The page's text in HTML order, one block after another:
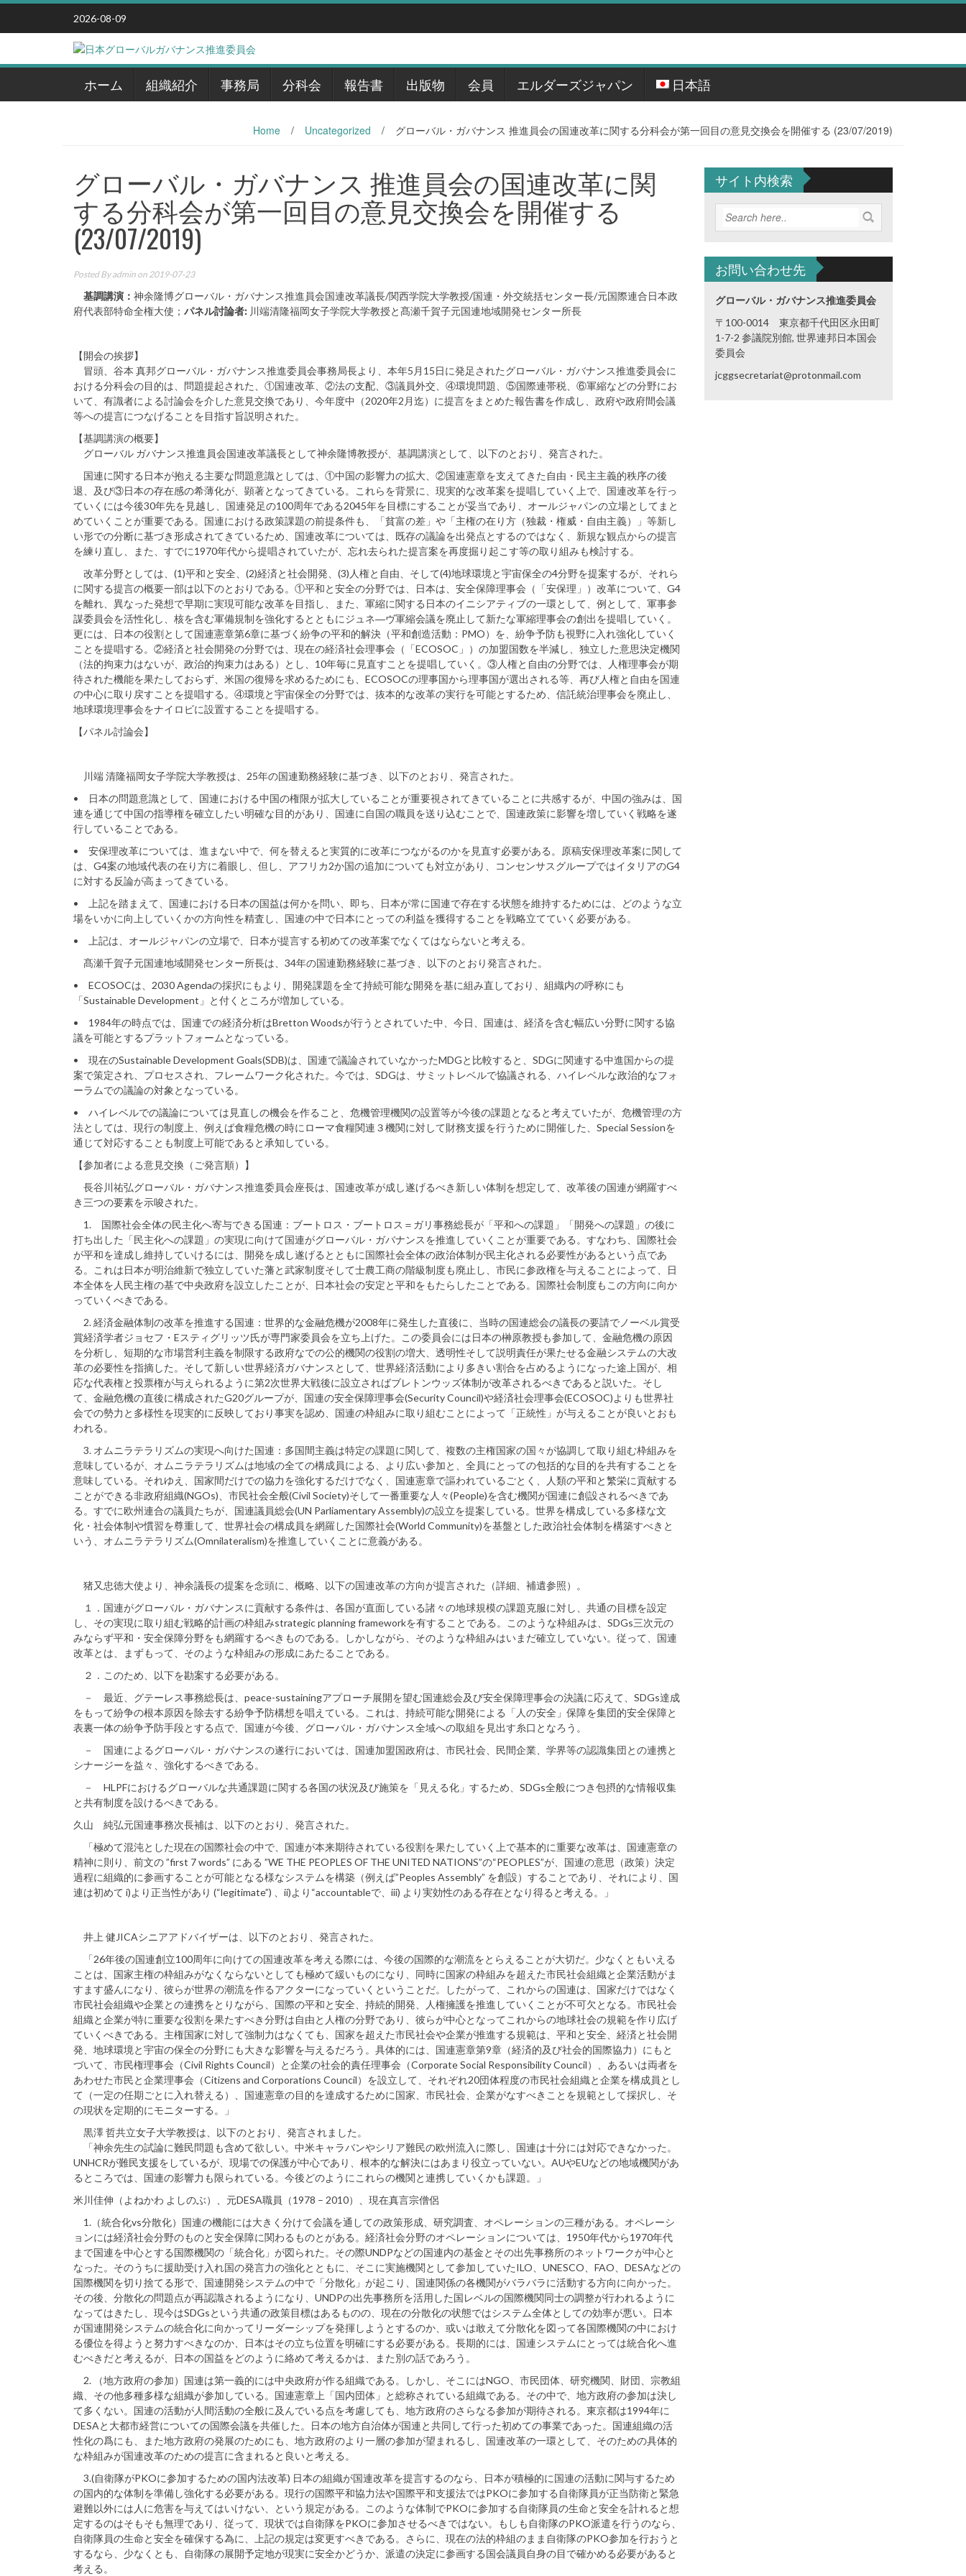
Skip
content
2026-08-09
ホーム 組織紹介 事務局 分科会 報告書 出版物 会員 エルダーズジャパン 日本語
Home / Uncategorized / グローバル・ガバナンス 推進員会の国連改革に関する分科会が第一回目の意見交換会を開催する (23/07/2019)
グローバル・ガバナンス 推進員会の国連改革に関
する分科会が第一回目の意見交換会を開催する
(23/07/2019)
Posted Byadmin on 2019-07-23
基調講演： 神余隆博グローバル・ガバナンス推進員会国連改革議長/関西学院大学教授/国連・外交統括センター長/元国際連合日本政
府代表部特命全権大使； パネル討論者: 川端清隆福岡女子学院大学教授と髙瀬千賀子元国連地域開発センター所長
【開会の挨拶】
冒頭、谷本 真邦グローバル・ガバナンス推進委員会事務局長より、本年5月15日に発足されたグローバル・ガバナンス推進委員会に
おける分科会の目的は、問題提起された、①国連改革、②法の支配、③議員外交、④環境問題、⑤国際連帯税、⑥軍縮などの分野にお
いて、有識者による討論会を介した意見交換であり、今年度中（2020年2月迄）に提言をまとめた報告書を作成し、政府や政府間会議
等への提言につなげることを目指す旨説明された。
【基調講演の概要】
グローバル ガバナンス推進員会国連改革議長として神余隆博教授が、基調講演として、以下のとおり、発言された。
国連に関する日本が抱える主要な問題意識としては、①中国の影響力の拡大、②国連憲章を支えてきた自由・民主主義的秩序の後
退、及び③日本の存在感の希薄化が、顕著となってきている。これらを背景に、現実的な改革案を提唱していく上で、国連改革を行っ
ていくには今後30年先を見越し、国連発足の100周年である2045年を目標にすることが妥当であり、オールジャパンの立場としてまと
めていくことが重要である。国連における政策課題の前提条件も、「貧富の差」や「主権の在り方（独裁・権威・自由主義）」等新し
い形での分断に基づき形成されてきているため、国連改革については、既存の議論を出発点とするのではなく、新規な観点からの提言
を練り直し、また、すでに1970年代から提唱されていたが、忘れ去られた提言案を再度掘り起こす等の取り組みも検討する。
改革分野としては、(1)平和と安全、(2)経済と社会開発、(3)人権と自由、そして(4)地球環境と宇宙保全の4分野を提案するが、それら
に関する提言の概要一部は以下のとおりである。①平和と安全の分野では、日本は、安全保障理事会（「安保理」）改革について、G4
を離れ、異なった発想で早期に実現可能な改革を目指し、また、軍縮に関する日本のイニシアティブの一環として、例として、軍事参
謀委員会を活性化し、核を含む軍備規制を強化するとともにジュネ―ヴ軍縮会議を廃止して新たな軍縮理事会の創出を提唱していく。
更には、日本の役割として国連憲章第6章に基づく紛争の平和的解決（平和創造活動：PMO）を、紛争予防も視野に入れ強化していく
ことを提唱する。②経済と社会開発の分野では、現在の経済社会理事会（「ECOSOC」）の加盟国数を半減し、独立した意思決定機関
（法的拘束力はないが、政治的拘束力はある）とし、10年毎に見直すことを提唱していく。③人権と自由の分野では、人権理事会が期
待された機能を果たしておらず、米国の復帰を求めるためにも、ECOSOCの理事国から理事国が選出される等、再び人権と自由を国連
の中心に取り戻すことを提唱する。④環境と宇宙保全の分野では、抜本的な改革の実行を可能とするため、信託統治理事会を廃止し、
地球環境理事会をナイロビに設置することを提唱する。
【パネル討論会】
川端 清隆福岡女子学院大学教授は、25年の国連勤務経験に基づき、以下のとおり、発言された。
• 日本の問題意識として、国連における中国の権限が拡大していることが重要視されてきていることに共感するが、中国の強みは、国
連を通じて中国の指導権を確立したい明確な目的があり、国連に自国の職員を送り込むことで、国連政策に影響を増していく戦略を遂
行していることである。
• 安保理改革については、進まない中で、何を替えると実質的に改革につながるのかを見直す必要がある。原稿安保理改革案に関して
は、G4案の地域代表の在り方に着眼し、但し、アフリカ2か国の追加についても対立があり、コンセンサスグループではイタリアのG4
に対する反論が高まってきている。
• 上記を踏まえて、国連における日本の国益は何かを問い、即ち、日本が常に国連で存在する状態を維持するためには、どのような立
場をいかに向上していくかの方向性を精査し、国連の中で日本にとっての利益を獲得することを戦略立てていく必要がある。
• 上記は、オールジャパンの立場で、日本が提言する初めての改革案でなくてはならないと考える。
髙瀬千賀子元国連地域開発センター所長は、34年の国連勤務経験に基づき、以下のとおり発言された。
• ECOSOCは、2030 Agendaの採択にもより、開発課題を全て持続可能な開発を基に組み直しており、組織内の呼称にも
「Sustainable Development」と付くところが増加している。
• 1984年の時点では、国連での経済分析はBretton Woodsが行うとされていた中、今日、国連は、経済を含む幅広い分野に関する協
議を可能とするプラットフォームとなっている。
• 現在のSustainable Development Goals(SDB)は、国連で議論されていなかったMDGと比較すると、SDGに関連する中進国からの提
案で策定され、プロセスされ、フレームワーク化された。今では、SDGは、サミットレベルで協議される、ハイレベルな政治的なフォ
ーラムでの議論の対象となっている。
• ハイレベルでの議論については見直しの機会を作ること、危機管理機関の設置等が今後の課題となると考えていたが、危機管理の方
法としては、現行の制度上、例えば食糧危機の時にローマ食糧関連３機関に対して財務支援を行うために開催した、Special Sessionを
通じて対応することも制度上可能であると承知している。
【参加者による意見交換（ご発言順）】
長谷川祐弘グローバル・ガバナンス推進委員会座長は、国連改革が成し遂げるべき新しい体制を想定して、改革後の国連が網羅すべ
き三つの要素を示唆された。
1. 国際社会全体の民主化へ寄与できる国連：ブートロス・ブートロス＝ガリ事務総長が「平和への課題」「開発への課題」の後に
打ち出した「民主化への課題」の実現に向けて国連がグローバル・ガバナンスを推進していくことが重要である。すなわち、国際社会
が平和を達成し維持していけるには、開発を成し遂げるとともに国際社会全体の政治体制が民主化される必要性があるという点であ
る。これは日本が明治維新で独立していた藩と武家制度そして士農工商の階級制度も廃止し、市民に参政権を与えることによって、日
本全体を人民主権の基で中央政府を設立したことが、日本社会の安定と平和をもたらしたことである。国際社会制度もこの方向に向か
っていくべきである。
2. 経済金融体制の改革を推進する国連：世界的な金融危機が2008年に発生した直後に、当時の国連総会の議長の要請でノーベル賞受
賞経済学者ジョセフ・Eスティグリッツ氏が専門家委員会を立ち上げた。この委員会には日本の榊原教授も参加して、金融危機の原因
を分析し、短期的な市場営利主義を制限する政府なでの公的機関の役割の増大、透明性そして説明責任が果たせる金融システムの大改
革の必要性を指摘した。そして新しい世界経済ガバナンスとして、世界経済活動により多きい割合を占めるようになった途上国が、相
応な代表権と投票権が与えられるように第2次世界大戦後に設立さればブレトンウッズ体制が改革されるべきであると説いた。そし
て、金融危機の直後に構成されたG20グループが、国連の安全保障理事会(Security Council)や経済社会理事会(ECOSOC)よりも世界社
会での勢力と多様性を現実的に反映しており事実を認め、国連の枠組みに取り組むことによって「正統性」が与えることが良いとおも
われる。
3. オムニラテラリズムの実現へ向けた国連：多国間主義は特定の課題に関して、複数の主権国家の国々が協調して取り組む枠組みを
意味しているが、オムニラテラリズムは地域の全ての構成員による、より広い参加と、全員にとっての包括的な目的を共有することを
意味している。それゆえ、国家間だけでの協力を強化するだけでなく、国連憲章で謳われているごとく、人類の平和と繁栄に貢献する
ことができる非政府組織(NGOs)、市民社会全般(Civil Society)そして一番重要な人々(People)を含む機関が国連に創設されるべきであ
る。すでに欧州連合の議員たちが、国連議員総会(UN Parliamentary Assembly)の設立を提案している。世界を構成している多様な文
化・社会体制や慣習を尊重して、世界社会の構成員を網羅した国際社会(World Community)を基盤とした政治社会体制を構築すべきと
いう、オムニラテラリズム(Omnilateralism)を推進していくことに意義がある。
猪又忠徳大使より、神余議長の提案を念頭に、概略、以下の国連改革の方向が提言された（詳細、補遺参照）。
１．国連がグローバル・ガバナンスに貢献する条件は、各国が直面している諸々の地球規模の課題克服に対し、共通の目標を設定
し、その実現に取り組む戦略的計画の枠組みstrategic planning frameworkを有することである。このような枠組みは、SDGs三次元の
みならず平和・安全保障分野をも網羅するべきものである。しかしながら、そのような枠組みはいまだ確立していない。従って、国連
改革とは、まずもって、そのような枠組みの形成にあたることである。
２．このため、以下を勘案する必要がある。
－ 最近、グテーレス事務総長は、peace-sustainingアプローチ展開を望む国連総会及び安全保障理事会の決議に応えて、SDGs達成
をもって紛争の根本原因を除去する紛争予防構想を唱えている。これは、持続可能な開発による「人の安全」保障を集団的安全保障と
表裏一体の紛争予防手段とする点で、国連が今後、グローバル・ガバナンス全域への取組を見出す糸口となろう。
－ 国連によるグローバル・ガバナンスの遂行においては、国連加盟国政府は、市民社会、民間企業、学界等の認識集団との連携と
シナージーを益々、強化するべきである。
－ HLPFにおけるグローバルな共通課題に関する各国の状況及び施策を「見える化」するため、SDGs全般につき包摂的な情報収集
と共有制度を設けるべきである。
久山 純弘元国連事務次長補は、以下のとおり、発言された。
「極めて混沌とした現在の国際社会の中で、国連が本来期待されている役割を果たしていく上で基本的に重要な改革は、国連憲章の
精神に則り、前文の ”first 7 words” にある ”WE THE PEOPLES OF THE UNITED NATIONS”の“PEOPLES”が、国連の意思（政策）決定
過程に組織的に参画することが可能となる様なシステムを構築（例えば”Peoples Assembly” を創設）することであり、それにより、国
連は初めて i)より正当性があり (“legitimate”) 、ii)より“accountableで、iii) より実効性のある存在となり得ると考える。」
井上 健JICAシニアアドバイザーは、以下のとおり、発言された。
「26年後の国連創立100周年に向けての国連改革を考える際には、今後の国際的な潮流をとらえることが大切だ。少なくともいえる
ことは、国家主権の枠組みがなくならないとしても極めて緩いものになり、同時に国家の枠組みを超えた市民社会組織と企業活動がま
すます盛んになり、彼らが世界の潮流を作るアクターになっていくということだ。したがって、これからの国連は、国家だけではなく
市民社会組織や企業との連携をとりながら、国際の平和と安全、持続的開発、人権擁護を推進していくことが不可欠となる。市民社会
組織と企業が特に重要な役割を果たすべき分野は自由と人権の分野であり、彼らが中心となってこれからの地球社会の規範を作り広げ
ていくべきである。主権国家に対して強制力はなくても、国家を超えた市民社会や企業が推進する規範は、平和と安全、経済と社会開
発、地球環境と宇宙の保全の分野にも大きな影響を与えるだろう。具体的には、国連憲章第9章（経済的及び社会的国際協力）にもと
づいて、市民権理事会（Civil Rights Council）と企業の社会的責任理事会（Corporate Social Responsibility Council）、あるいは両者を
あわせた市民と企業理事会（Citizens and Corporations Council）を設立して、それぞれ20団体程度の市民社会組織と企業を構成員とし
て（一定の任期ごとに入れ替える）、国連憲章の目的を達成するために国家、市民社会、企業がなすべきことを規範として採択し、そ
の現状を定期的にモニターする。」
黒澤 哲共立女子大学教授は、以下のとおり、発言されました。
「神余先生の試論に難民問題も含めて欲しい。中米キャラバンやシリア難民の欧州流入に際し、国連は十分には対応できなかった。
UNHCRが難民支援をしているが、現場での保護が中心であり、根本的な解決にはあまり役立っていない。AUやEUなどの地域機関があ
るところでは、国連の影響力も限られている。今後どのようにこれらの機関と連携していくかも課題。」
米川佳伸（よねかわ よしのぶ）、元DESA職員（1978 – 2010）、現在真言宗僧侶
1.（統合化vs分散化）国連の機能には大きく分けて会議を通しての政策形成、研究調査、オペレーションの三種がある。オペレーシ
ョンには経済社会分野のものと安全保障に関わるものとがある。経済社会分野のオペレーションについては、1950年代から1970年代
まで国連を中心とする国際機関の「統合化」が図られた。その際UNDPなどの国連内の基金とその出先事務所のネットワークが中心と
なった。そのうちに援助受け入れ国の発言力の強化とともに、そこに実施機関として参加していたILO、UNESCO、FAO、DESAなどの
国際機関を切り捨てる形で、国連開発システムの中で「分散化」が起こり、国連関係の各機関がバラバラに活動する方向に向かった。
その後、分散化の問題点が再認識されるようになり、UNDPの出先事務所を活用した国レベルの国際機関同士の調整が行われるように
なってはきたし、現今はSDGsという共通の政策目標はあるものの、現在の分散化の状態ではシステム全体としての効率が悪い。日本
が国連開発システムの統合化に向かってリーダーシップを発揮しようとするのか、或いは敢えて分散化を図って各国際機関の中におけ
る優位を得ようと努力すべきなのか、日本はその立ち位置を明確にする必要がある。長期的には、国連システムにとっては統合化へ進
むべきだと考えるが、日本の国益をどのように絡めて考えるかは、また別の話であろう。
2. （地方政府の参加）国連は第一義的には中央政府が作る組織である。しかし、そこにはNGO、市民団体、研究機関、財団、宗教組
織、その他多種多様な組織が参加している。国連憲章上「国内団体」と総称されている組織である。その中で、地方政府の参加は決し
て多くない。国連の活動が人間活動の全般に及んでいる点を考慮しても、地方政府のさらなる参加が期待される。東京都は1994年に
DESAと大都市経営についての国際会議を共催した。日本の地方自治体が国連と共同して行った初めての事業であった。国連組織の活
性化の爲にも、また地方政府の発展のためにも、地方政府のより一層の参加が望まれるし、国連改革の一環として、そのための具体的
な枠組みが国連改革のための提言に含まれると良いと考える。
3.(自衛隊がPKOに参加するための国内法改革) 日本の組織が国連改革を提言するのなら、日本が積極的に国連の活動に関与するため
の国内的な体制を準備し強化する必要がある。現行の国際平和協力法や国際平和支援法ではPKOに参加する自衛隊員が正当防衛と緊急
避難以外には人に危害を与えてはいけない、という規定がある。このような体制でPKOに参加する自衛隊員の生命と安全を計れると想
定するのはそもそも無理であり、従って、現状では自衛隊をPKOに参加させるべきではない。もしも自衛隊のPKO派遣を行うのなら、
自衛隊員の生命と安全を確保する為に、上記の規定は変更すべきである。さらに、現在の法的枠組のまま自衛隊のPKO参加を行おうと
するなら、少なくとも、自衛隊の展開予定地が現実に安全かどうか、派遣の決定に参画する国会議員自身の目で確かめる必要があると
考える。
サイト内検索
お問い合わせ先
グローバル・ガバナンス推進委員会
〒100-0014 東京都千代田区永田町
1-7-2 参議院別館, 世界連邦日本国会
委員会
jcggsecretariat@protonmail.com